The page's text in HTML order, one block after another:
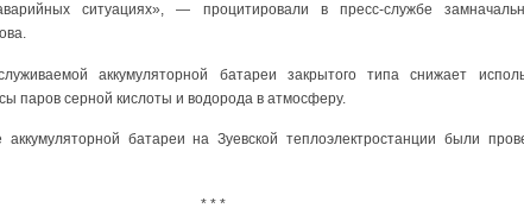
ситуациях», — процитировали в пресс-службе
аккумуляторной батареи закрытого типа снижает
паров серной кислоты и водорода в атмосферу.
батареи на Зуевской теплоэлектростанции были
* * *